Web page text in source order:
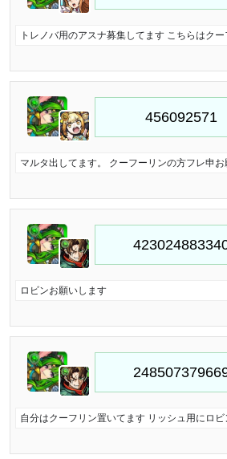
トレノバ用のアスナ募集してます こちらはク
マルタ出してます。 クーフーリンの方フレ申お
ロビンお願いします
自分はクーフリン置いてます リッシュ用にロ